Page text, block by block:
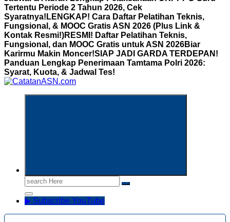
Tertentu Periode 2 Tahun 2026, Cek
Syaratnya! LENGKAP! Cara Daftar Pelatihan Teknis,
Fungsional, & MOOC Gratis ASN 2026 (Plus Link &
Kontak Resmi!)RESMI! Daftar Pelatihan Teknis,
Fungsional, dan MOOC Gratis untuk ASN 2026Biar
Karirmu Makin Moncer!SIAP JADI GARDA TERDEPAN!
Panduan Lengkap Penerimaan Tamtama Polri 2026:
Syarat, Kuota, & Jadwal Tes!
Search
for:
▶ Subscribe YouTube